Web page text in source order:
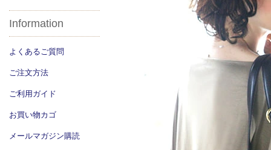
Information
よくあるご質問
ご注文方法
ご利用ガイド
お買い物カゴ
メールマガジン購読